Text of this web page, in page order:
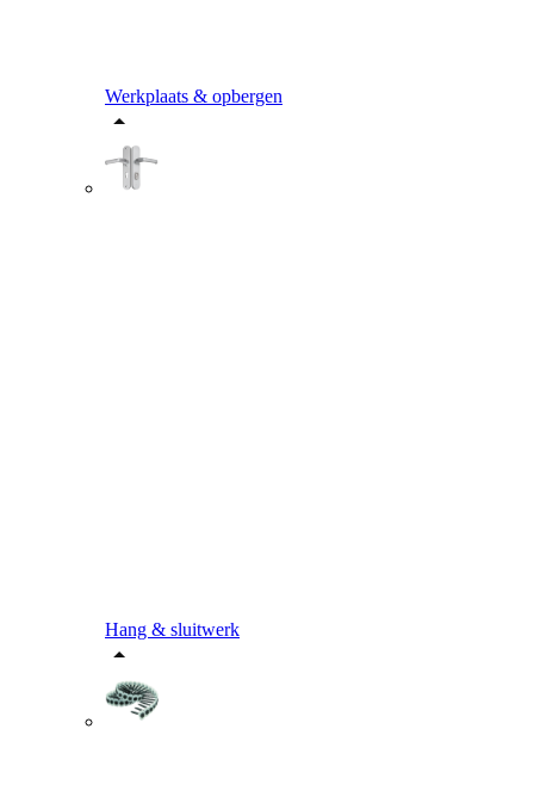
Werkplaats & opbergen
Hang & sluitwerk